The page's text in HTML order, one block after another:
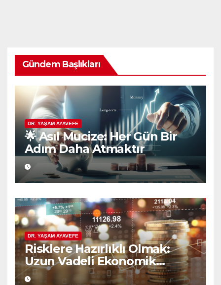
Gündem Başlıkları
DR. YAŞAM AYAVEFE
🌟 Asıl Mucize: Her Gün Bir
Adım Daha Atmaktır
DR. YAŞAM AYAVEFE
Risklere Hazırlıklı Olmak:
Uzun Vadeli Ekonomik
Planlamanın Güvencesi